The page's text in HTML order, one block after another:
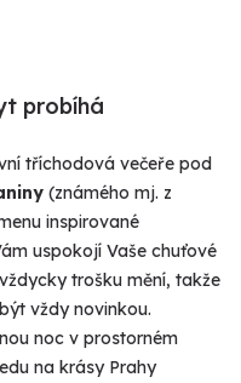
probíhá
tříchodová večeře pod
(známého mj. z
inspirované
uspokojí Vaše chuťové
trošku mění, takže
vždy novinkou.
noc v prostorném
na krásy Prahy